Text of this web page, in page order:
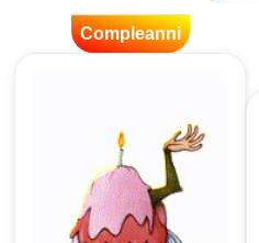
Compleanni